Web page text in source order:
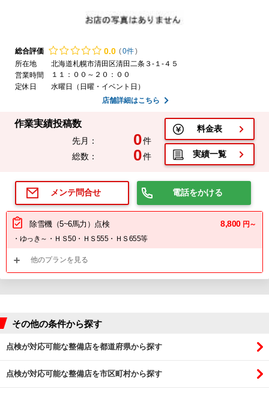
総合評価 0.0 (0件)
所在地
北海道札幌市清田区清田二条３-１-４５
営業時間
１１：００～２０：００
定休日
水曜日（日曜・イベント日）
店舗詳細はこちら
作業実績投稿数
先月： 0件
総数：
0件
料金表
実績一覧
メンテ問合せ 電話をかける
除雪機（5~6馬力）点検 8,800 円～
・ゆっき～・ＨＳ50・ＨＳ555・ＨＳ655等
他のプランを見る
その他の条件から探す
点検が対応可能な整備店を都道府県から探す
点検が対応可能な整備店を市区町村から探す